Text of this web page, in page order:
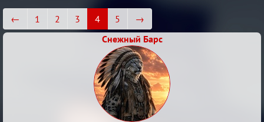
← 1 2 3 4 5
→
Снежный Барс